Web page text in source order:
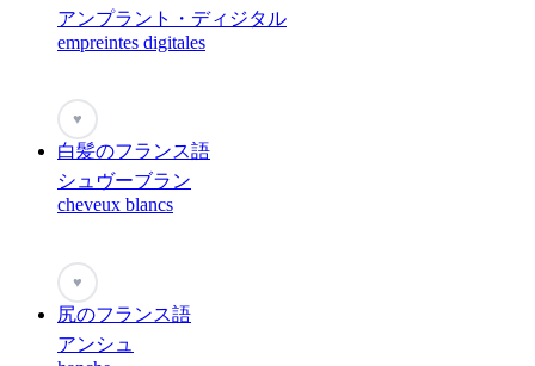
アンプラント・ディジタル
empreintes digitales
♥
白髪のフランス語
シュヴーブラン
cheveux blancs
♥
尻のフランス語
アンシュ